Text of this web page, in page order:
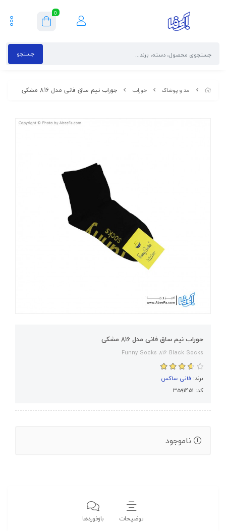
0
جستجو
مد و پوشاک جوراب جوراب نیم ساق فانی مدل 816 مشکی
جوراب نیم ساق فانی مدل 816 مشکی
Funny Socks 816 Black Socks
برند: فانی ساکس
کد: 3591451
ناموجود
توضیحات بازخوردها